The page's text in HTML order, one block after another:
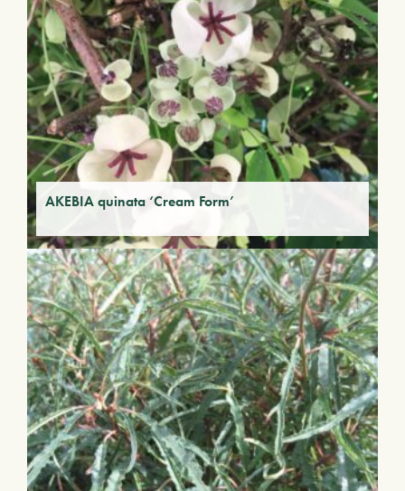
AKEBIA quinata ‘Cream Form’